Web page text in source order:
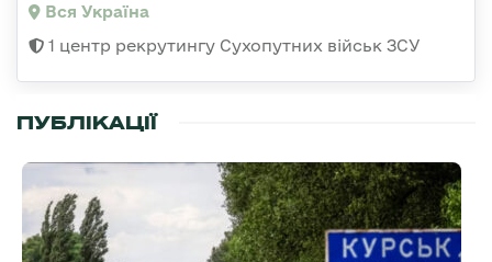
Вся Україна
1 центр рекрутингу Сухопутних військ ЗСУ
ПУБЛІКАЦІЇ